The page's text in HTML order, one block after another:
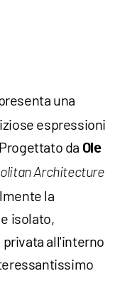
una
espressioni
da Ole
Architecture
la
isolato,
all'interno